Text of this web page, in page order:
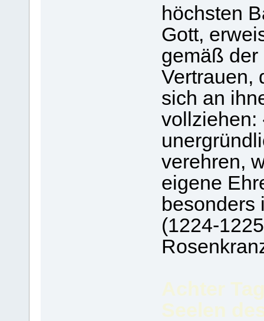
höchsten
Gott,
gemäß der
Vertrauen,
sich an
vollziehen:
verehren,
eigene
besonders
(1224-
Achter
Seelen